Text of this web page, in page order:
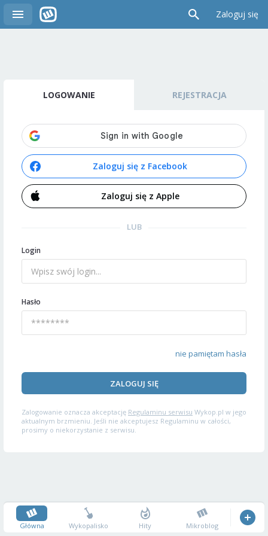
Zaloguj się
LOGOWANIE REJESTRACJA
Zaloguj się z Facebook
Zaloguj się z Apple
LUB
Login
Hasło
nie pamiętam hasła
ZALOGUJ SIĘ
Zalogowanie oznacza akceptację Regulaminu serwisu Wykop.pl w jego
aktualnym brzmieniu. Jeśli nie akceptujesz Regulaminu w całości,
prosimy o niekorzystanie z serwisu.
Główna Wykopalisko Hity Mikroblog